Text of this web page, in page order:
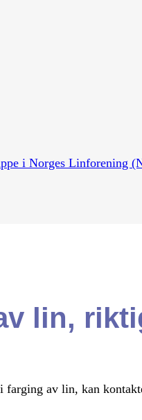
i Norges Linforening
lin,
av lin, kan